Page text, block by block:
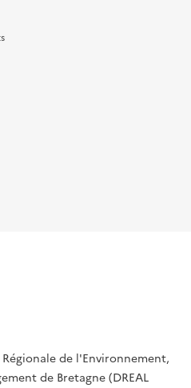
de l'Environnement,
de Bretagne (DREAL